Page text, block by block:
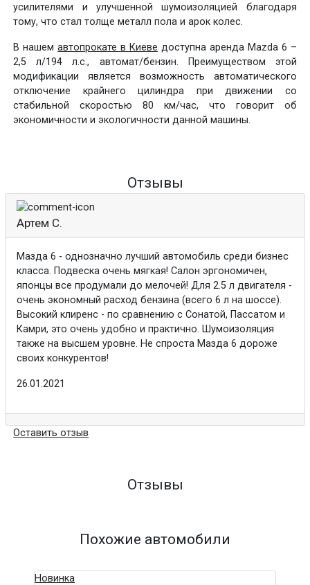
усилителями и улучшенной шумоизоляцией благодаря
тому, что стал толще металл пола и арок колес.
В нашемавтопрокате в Киеве доступна аренда Mazda 6 –
2,5 л/194 л.с., автомат/бензин. Преимуществом этой
модификации является возможность автоматического
отключение крайнего цилиндра при движении со
стабильной скоростью 80 км/час, что говорит об
экономичности и экологичности данной машины.
Отзывы
Артем С.
Мазда 6 - однозначно лучший автомобиль среди бизнес
класса. Подвеска очень мягкая! Салон эргономичен,
японцы все продумали до мелочей! Для 2.5 л двигателя -
очень экономный расход бензина (всего 6 л на шоссе).
Высокий клиренс - по сравнению с Сонатой, Пассатом и
Камри, это очень удобно и практично. Шумоизоляция
также на высшем уровне. Не спроста Мазда 6 дороже
своих конкурентов!
26.01.2021
Оставить отзыв
Отзывы
Похожие автомобили
Новинка